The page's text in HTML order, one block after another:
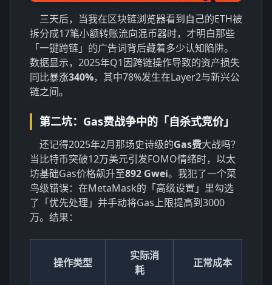
三天后，当我在区块链浏览器看到自己的ETH被
拆分成17笔小额转账流向混币器时，才明白那些
「一键跨链」的广告词背后藏着多少认知陷阱。
数据显示，2025年Q1因跨链操作导致的资产损失
同比暴涨340%，其中78%发生在Layer2与新兴公
链之间。
第二坑：Gas费战争中的「自杀式竞价」
还记得2025年2月那场史诗级的Gas费大战吗？
当比特币突破12万美元引发FOMO情绪时，以太
坊基础Gas价格飙升至892 Gwei。我犯了一个菜
鸟级错误：在MetaMask的「高级设置」里勾选
了「优先处理」并手动将Gas上限提高到3000
万。结果：
操作类型
实际消
耗
正常成本